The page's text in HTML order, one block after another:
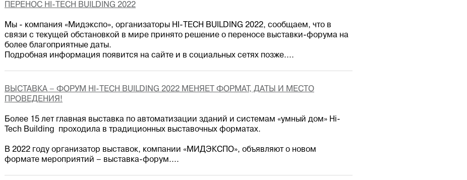
ПЕРЕНОС HI-TECH BUILDING 2022
Мы - компания «Мидэкспо», организаторы HI-TECH BUILDING 2022, сообщаем, что в
связи с текущей обстановкой в мире принято решение о переносе выставки-форума на
более благоприятные даты.
Подробная информация появится на сайте и в социальных сетях позже....
ВЫСТАВКА – ФОРУМ HI-TECH BUILDING 2022 МЕНЯЕТ ФОРМАТ, ДАТЫ И МЕСТО
ПРОВЕДЕНИЯ!
Более 15 лет главная выставка по автоматизации зданий и системам «умный дом» Hi-
Tech Building проходила в традиционных выставочных форматах.
В 2022 году организатор выставок, компании «МИДЭКСПО», объявляют о новом
формате мероприятий – выставка-форум....